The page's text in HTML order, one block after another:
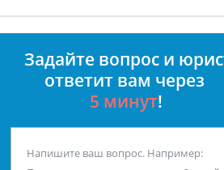
Задайте вопрос и
ответит вам через
5 минут!